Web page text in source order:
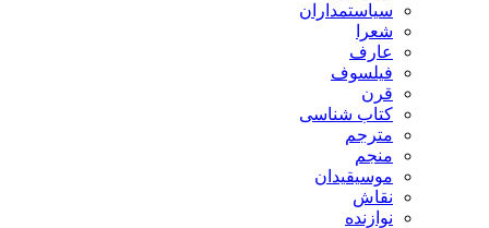
سیاستمداران
شعرا
عارف
فیلسوف
قرن
کتاب شناسی
مترجم
منجم
موسیقیدان
نقاش
نوازنده